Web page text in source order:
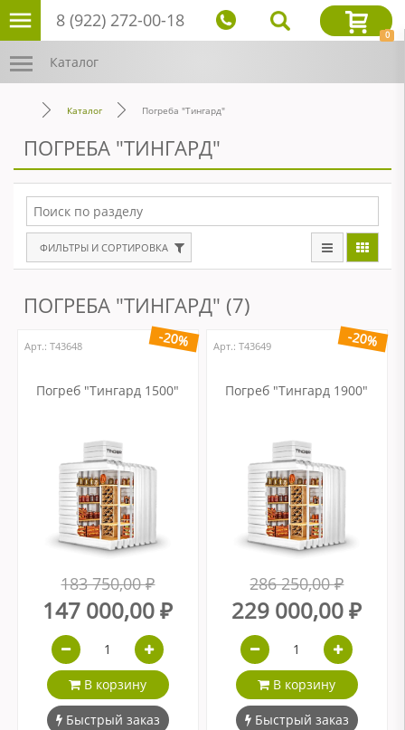
8 (922) 272-00-18
0
Каталог
Каталог Погреба "Тингард"
ПОГРЕБА "ТИНГАРД"
ФИЛЬТРЫ И СОРТИРОВКА
ПОГРЕБА "ТИНГАРД" (7)
-20%
Арт.: Т43648
Погреб "Тингард 1500"
183 750,00 ₽
147 000,00 ₽
В корзину
Быстрый заказ
-20%
Арт.: Т43649
Погреб "Тингард 1900"
286 250,00 ₽
229 000,00 ₽
В корзину
Быстрый заказ